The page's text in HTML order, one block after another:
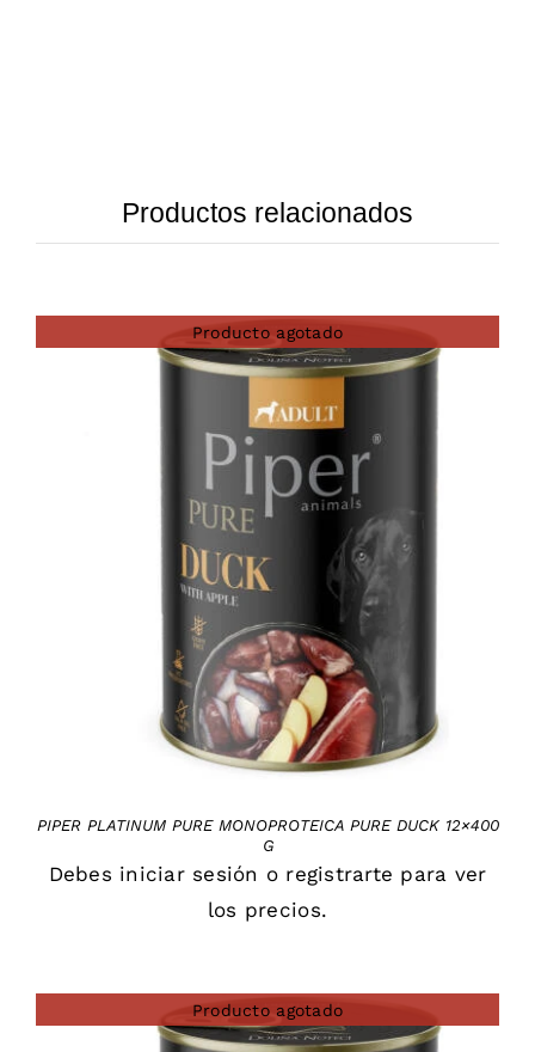
Productos relacionados
Producto agotado
DETAILS
PIPER PLATINUM PURE MONOPROTEICA PURE DUCK 12×400
G
Debes iniciar sesión o registrarte para ver
los precios.
Producto agotado